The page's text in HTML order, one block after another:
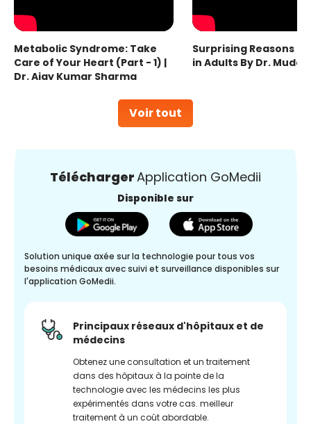
Voir tout
Metabolic Syndrome: Take
Care of Your Heart (Part - 1) |
Dr. Ajay Kumar Sharma
Surprising Reasons
in Adults By Dr.
TéléchargerApplication GoMedii
Disponible sur
Solution unique axée sur la technologie pour tous vos
besoins médicaux avec suivi et surveillance disponibles sur
l'application GoMedii.
Principaux réseaux d'hôpitaux et de
médecins
Obtenez une consultation et un traitement
dans des hôpitaux à la pointe de la
technologie avec les médecins les plus
expérimentés dans votre cas. meilleur
traitement à un coût abordable.